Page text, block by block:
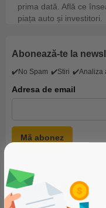
prima dată. Află ce
piața auto și investitori.
Abonează-te la
✔️No Spam ✔️Stiri ✔️Analiza
Adresa de email